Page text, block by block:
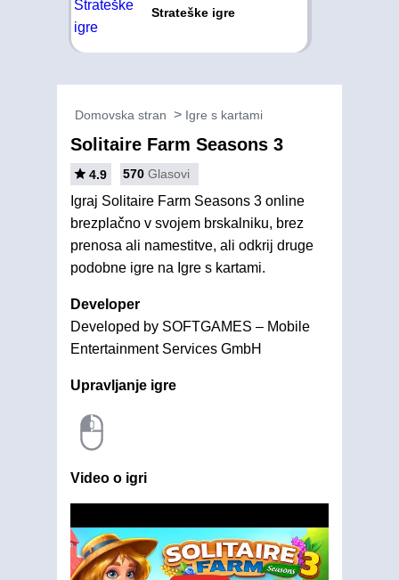
Strateške igre
Domovska stran Igre s kartami
Solitaire Farm Seasons 3
4.9 570 Glasovi
Igraj Solitaire Farm Seasons 3 online
brezplačno v svojem brskalniku, brez
prenosa ali namestitve, ali odkrij druge
podobne igre na Igre s kartami.
Developer
Developed by SOFTGAMES – Mobile
Entertainment Services GmbH
Upravljanje igre
Video o igri